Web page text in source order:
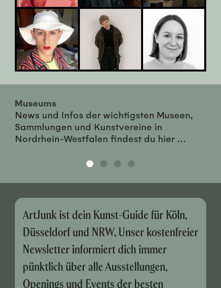
Museums
News und Infos der wichtigsten Museen,
Sammlungen und Kunstvereine in
Nordrhein-Westfalen findest du hier ...
ArtJunk ist dein Kunst-Guide für Köln,
Düsseldorf und NRW. Unser kostenfreier
Newsletter informiert dich immer
pünktlich über alle Ausstellungen,
Openings und Events der besten